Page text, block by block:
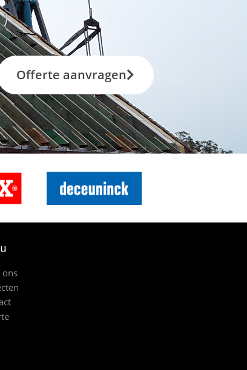
Offerte aanvragen
ons